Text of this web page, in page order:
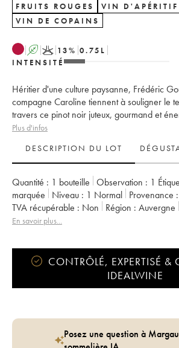
FRUITS ROUGES
VIN D'APÉRITIF
VIN DE COPAINS
A K 13% 0.75 L
INTENSITÉ
Héritier d'une culture paysanne, Frédéric
compagne Caroline tiennent à souligner le
travers ce pinot noir juteux, gourmand et
Plus d'infos
DESCRIPTION DU LOT
Quantité : 1 bouteille Observation : 1
marquée
Niveau : 1 Normal Provenance :
TVA récupérable :
non Région :
Auvergne
Appellation :
En savoir plus...
CONTRÔLÉ, EXPERTISÉ &
IDEALWINE
Posez une question à